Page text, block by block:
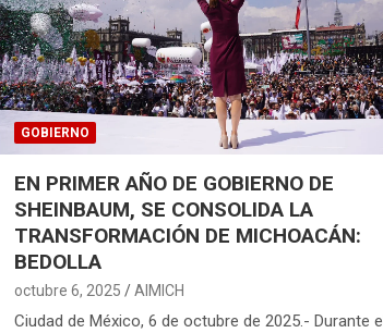
GOBIERNO
EN PRIMER AÑO DE GOBIERNO DE
SHEINBAUM, SE CONSOLIDA LA
TRANSFORMACIÓN DE MICHOACÁN:
BEDOLLA
octubre 6, 2025 AIMICH
Ciudad de México, 6 de octubre de 2025.- Durante el